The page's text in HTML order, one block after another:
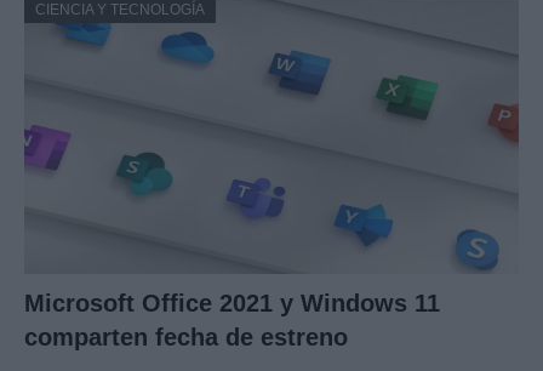
CIENCIA Y TECNOLOGÍA
Microsoft Office 2021 y Windows 11
comparten fecha de estreno